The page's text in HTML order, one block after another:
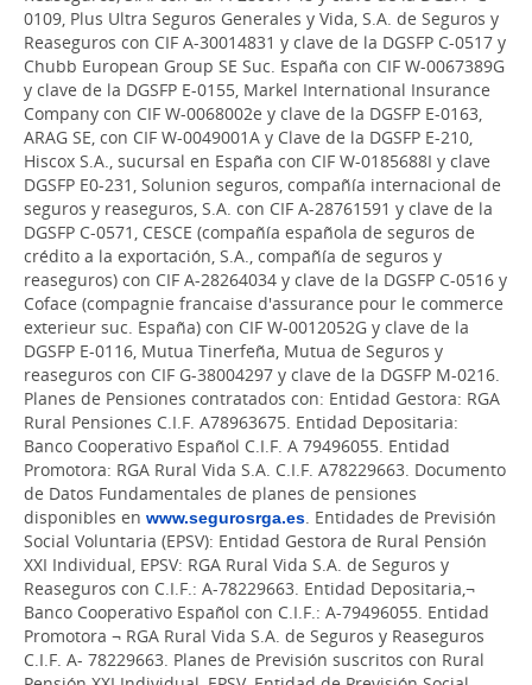
0109, Plus Ultra Seguros Generales y Vida, S.A. de Seguros y
Reaseguros con CIF A-30014831 y clave de la DGSFP C-0517 y
Chubb European Group SE Suc. España con CIF W-0067389G
y clave de la DGSFP E-0155, Markel International Insurance
Company con CIF W-0068002e y clave de la DGSFP E-0163,
ARAG SE, con CIF W-0049001A y Clave de la DGSFP E-210,
Hiscox S.A., sucursal en España con CIF W-0185688I y clave
DGSFP E0-231, Solunion seguros, compañía internacional de
seguros y reaseguros, S.A. con CIF A-28761591 y clave de la
DGSFP C-0571, CESCE (compañía española de seguros de
crédito a la exportación, S.A., compañía de seguros y
reaseguros) con CIF A-28264034 y clave de la DGSFP C-0516 y
Coface (compagnie francaise d'assurance pour le commerce
exterieur suc. España) con CIF W-0012052G y clave de la
DGSFP E-0116, Mutua Tinerfeña, Mutua de Seguros y
reaseguros con CIF G-38004297 y clave de la DGSFP M-0216.
Planes de Pensiones contratados con: Entidad Gestora: RGA
Rural Pensiones C.I.F. A78963675. Entidad Depositaria:
Banco Cooperativo Español C.I.F. A 79496055. Entidad
Promotora: RGA Rural Vida S.A. C.I.F. A78229663. Documento
de Datos Fundamentales de planes de pensiones
disponibles en www.segurosrga.es. Entidades de Previsión
Social Voluntaria (EPSV): Entidad Gestora de Rural Pensión
XXI Individual, EPSV: RGA Rural Vida S.A. de Seguros y
Reaseguros con C.I.F.: A-78229663. Entidad Depositaria,¬
Banco Cooperativo Español con C.I.F.: A-79496055. Entidad
Promotora ¬ RGA Rural Vida S.A. de Seguros y Reaseguros
C.I.F. A- 78229663. Planes de Previsión suscritos con Rural